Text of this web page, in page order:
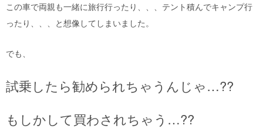
この車で両親も一緒に旅行行ったり、、、テント積んでキャンプ行
ったり、、、と想像してしまいました。
でも、
試乗したら勧められちゃうんじゃ…??
もしかして買わされちゃう…??